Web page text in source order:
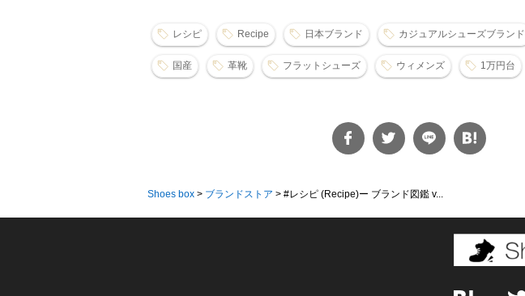
レシピ Recipe 日本ブランド カジュアルシューズブランド
国産 革靴 フラットシューズ ウィメンズ 1万円台
Shoes box > ブランドストア > #レシピ (Recipe)ー ブランド図鑑 v...